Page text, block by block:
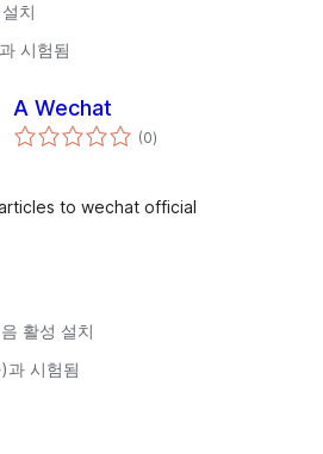
치
시험됨
A Wechat
(0전
체)
to wechat official
활성 설치
시험됨